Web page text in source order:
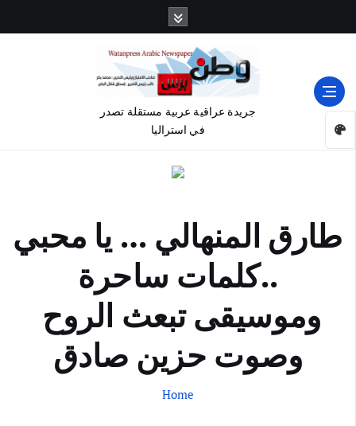
جريدة عراقية عربية مستقلة تصدر
في استراليا
طارق المنهالي … يا محبي
..كلمات ساحرة
وموسيقى تبعث الروح
وصوت حزين صادق
Home